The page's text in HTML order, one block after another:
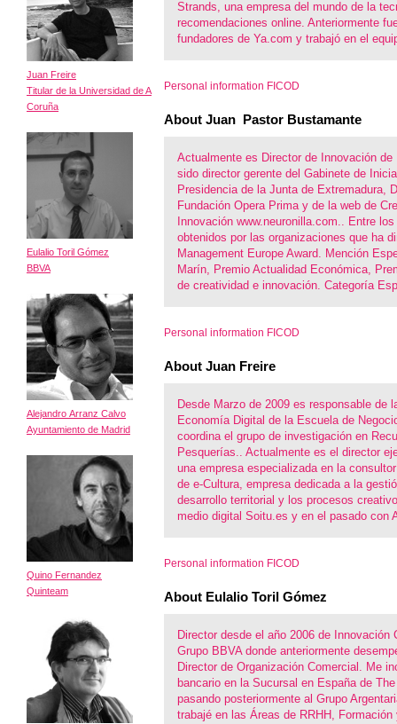
Juan Freire
Titular de la Universidad de A
Coruña
Eulalio Toril Gómez
BBVA
Alejandro Arranz Calvo
Ayuntamiento de Madrid
Quino Fernandez
Quinteam
Strands, una empresa del mundo de la
recomendaciones online. Anteriormente
fundadores de Ya.com y trabajó en el
Personal information FICOD
About Juan Pastor Bustamante
Actualmente es Director de Innovación de
sido director gerente del Gabinete de
Presidencia de la Junta de Extremadura,
Fundación Opera Prima y de la web de
Innovación www.neuronilla.com.. Entre
obtenidos por las organizaciones que ha
Management Europe Award. Mención
Marín, Premio Actualidad Económica,
de creatividad e innovación. Categoría
Personal information FICOD
About Juan Freire
Desde Marzo de 2009 es responsable de
Economía Digital de la Escuela de
coordina el grupo de investigación en
Pesquerías.. Actualmente es el director
una empresa especializada en la
de e-Cultura, empresa dedicada a la
desarrollo territorial y los procesos
medio digital Soitu.es y en el pasado con
Personal information FICOD
About Eulalio Toril Gómez
Director desde el año 2006 de Innovación
Grupo BBVA donde anteriormente
Director de Organización Comercial. Me
bancario en la Sucursal en España de
pasando posteriormente al Grupo
trabajé en las Áreas de RRHH, Formación